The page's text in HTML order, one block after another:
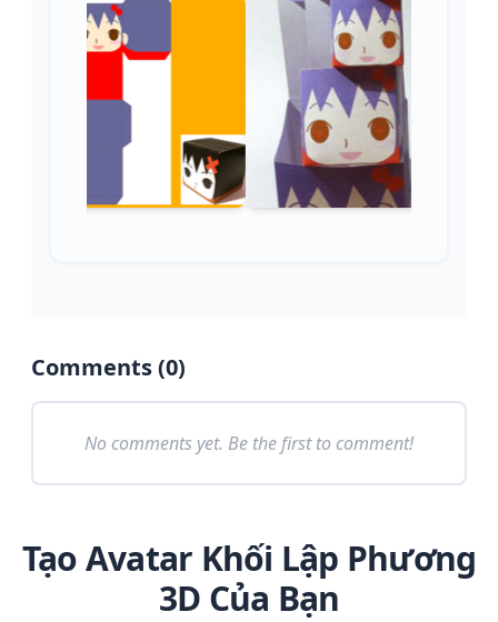
Comments (0)
No comments yet. Be the first to comment!
Tạo Avatar Khối Lập Phương
3D Của Bạn